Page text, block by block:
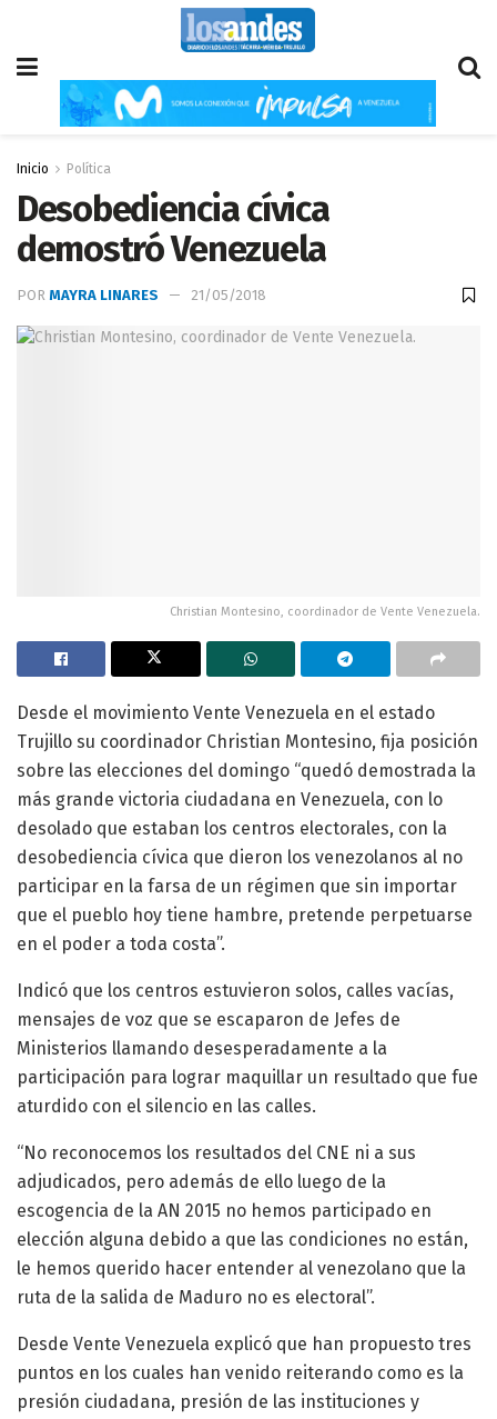
Inicio Política
Desobediencia cívica
demostró Venezuela
POR MAYRA LINARES 21/05/2018
Christian Montesino, coordinador de Vente Venezuela.
Desde el movimiento Vente Venezuela en el estado
Trujillo su coordinador Christian Montesino, fija posición
sobre las elecciones del domingo “quedó demostrada la
más grande victoria ciudadana en Venezuela, con lo
desolado que estaban los centros electorales, con la
desobediencia cívica que dieron los venezolanos al no
participar en la farsa de un régimen que sin importar
que el pueblo hoy tiene hambre, pretende perpetuarse
en el poder a toda costa”.
Indicó que los centros estuvieron solos, calles vacías,
mensajes de voz que se escaparon de Jefes de
Ministerios llamando desesperadamente a la
participación para lograr maquillar un resultado que fue
aturdido con el silencio en las calles.
“No reconocemos los resultados del CNE ni a sus
adjudicados, pero además de ello luego de la
escogencia de la AN 2015 no hemos participado en
elección alguna debido a que las condiciones no están,
le hemos querido hacer entender al venezolano que la
ruta de la salida de Maduro no es electoral”.
Desde Vente Venezuela explicó que han propuesto tres
puntos en los cuales han venido reiterando como es la
presión ciudadana, presión de las instituciones y